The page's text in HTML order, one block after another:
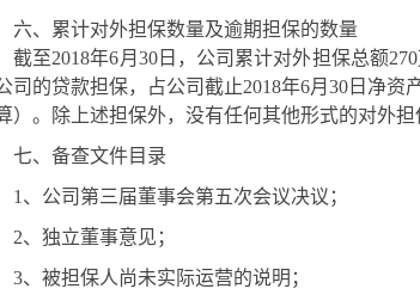
六、累计对外担保数量及逾期担保的数量
截至2018年6月30日，公司累计对外担保总额
司的贷款担保，占公司截止2018年6月30日净资
）。除上述担保外，没有任何其他形式的对外担
七、备查文件目录
1、公司第三届董事会第五次会议决议；
2、独立董事意见；
3、被担保人尚未实际运营的说明；